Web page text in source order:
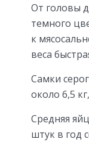
От головы
темного
к
веса
Самки
около 6,5
Средняя
штук в год